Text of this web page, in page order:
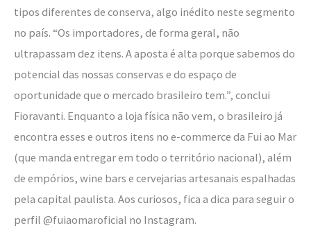
tipos diferentes de conserva, algo inédito neste segmento
no país. “Os importadores, de forma geral, não
ultrapassam dez itens. A aposta é alta porque sabemos do
potencial das nossas conservas e do espaço de
oportunidade que o mercado brasileiro tem.”, conclui
Fioravanti. Enquanto a loja física não vem, o brasileiro já
encontra esses e outros itens no e-commerce da Fui ao Mar
(que manda entregar em todo o território nacional), além
de empórios, wine bars e cervejarias artesanais espalhadas
pela capital paulista. Aos curiosos, fica a dica para seguir o
perfil @fuiaomaroficial no Instagram.